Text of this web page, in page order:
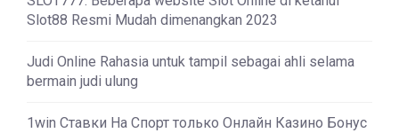
Slot88 Resmi Mudah dimenangkan 2023
Judi Online Rahasia untuk tampil sebagai ahli selama
bermain judi ulung
1win Ставки На Спорт только Онлайн Казино Бонус